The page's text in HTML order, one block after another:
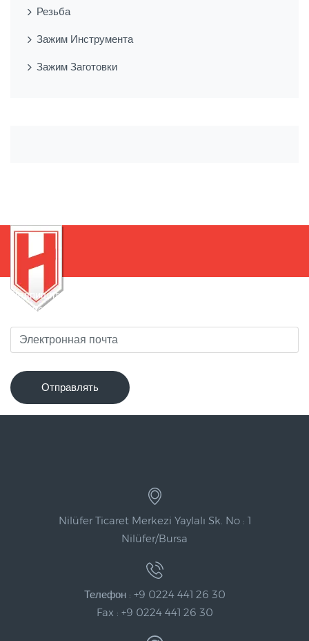
Резьба
Зажим Инструмента
Зажим Заготовки
Подпишитесь на нашу рассылку, чтобы быть в курсе
новинок!
Отправлять
Nilüfer Ticaret Merkezi Yaylalı Sk. No : 1
Nilüfer/Bursa
Телефон : +9 0224 441 26 30
Fax : +9 0224 441 26 30